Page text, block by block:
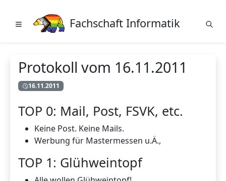
Fachschaft Informatik
Protokoll vom 16.11.2011
16.11.2011
TOP 0: Mail, Post, FSVK, etc.
Keine Post. Keine Mails.
Werbung für Mastermessen u.Ä.,
TOP 1: Glühweintopf